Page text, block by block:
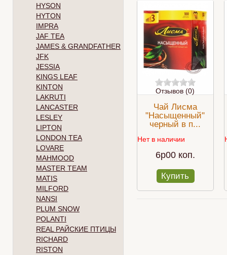
HYSON
HYTON
IMPRA
JAF TEA
JAMES & GRANDFATHER
JFK
JESSIA
KINGS LEAF
KINTON
LAKRUTI
LANCASTER
LESLEY
LIPTON
LONDON TEA
LOVARE
MAHMOOD
MASTER TEAM
MATIS
MILFORD
NANSI
PLUM SNOW
POLANTI
REAL РАЙСКИЕ ПТИЦЫ
RICHARD
RISTON
Отзывов (0)
Чай Лисма
"Насыщенный"
черный в п...
Нет в наличии
6p00 коп.
Купить